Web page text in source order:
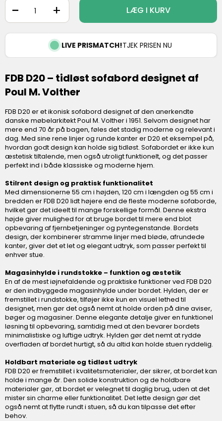
+
- LÆG I KURV
LIVE PRISMATCH!TJEK PRISEN NU
FDB D20 – tidløst sofabord designet af
Poul M. Volther
FDB D20 er et ikonisk sofabord designet af den anerkendte
danske møbelarkitekt Poul M. Volther i 1951. Selvom designet har
mere end 70 år på bagen, føles det stadig moderne og relevant i
dag. Med sine rene linjer og runde kanter er D20 et eksempel på,
hvordan godt design kan holde sig tidløst. Sofabordet er ikke kun
æstetisk tiltalende, men også utroligt funktionelt, og det passer
perfekt ind i både klassiske og moderne hjem.
Stilrent design og praktisk funktionalitet
Med dimensionerne 55 cm i højden, 120 cm i længden og 55 cm i
bredden er FDB D20 lidt højere end de fleste moderne sofaborde,
hvilket gør det ideelt til mange forskellige formål. Denne ekstra
højde giver mulighed for at bruge bordet til mere end blot
opbevaring af fjernbetjeninger og pyntegenstande. Bordets
design, der kombinerer stramme linjer med bløde, afrundede
kanter, giver det et let og elegant udtryk, som passer perfekt til
enhver stue.
Magasinhylde i rundstokke – funktion og æstetik
En af de mest iøjnefaldende og praktiske funktioner ved FDB D20
er den indbyggede magasinhylde under bordet. Hylden, der er
fremstillet i rundstokke, tilføjer ikke kun en visuel lethed til
designet, men gør det også nemt at holde orden på dine aviser,
bøger og magasiner. Denne elegante detalje giver en funktionel
løsning til opbevaring, samtidig med at den bevarer bordets
minimalistiske og luftige udtryk. Hylden gør det nemt at rydde
overfladen af bordet hurtigt, så du altid kan holde stuen ryddelig.
Holdbart materiale og tidløst udtryk
FDB D20 er fremstillet i kvalitetsmaterialer, der sikrer, at bordet kan
holde i mange år. Den solide konstruktion og de holdbare
materialer gør, at bordet er velegnet til daglig brug, uden at det
mister sin charme eller funktionalitet. Det lette design gør det
også nemt at flytte rundt i stuen, så du kan tilpasse det efter
behov.